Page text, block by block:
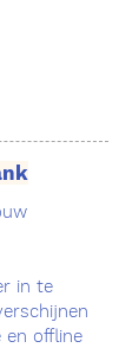
in te
en offline